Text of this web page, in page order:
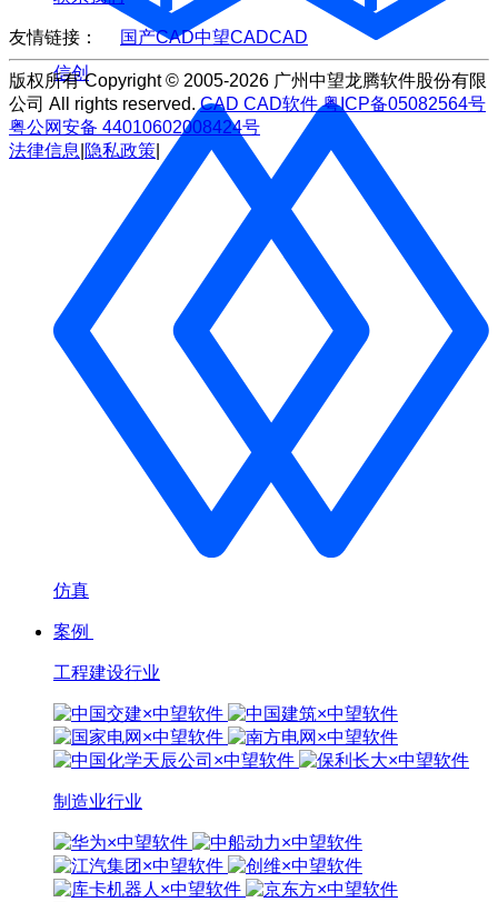
信创
仿真
案例
工程建设行业
制造业行业
友情链接： 国产CAD中望CADCAD
版权所有 Copyright © 2005-2026 广州中望龙腾软件股份有限
公司 All rights reserved. CAD CAD软件粤ICP备05082564号
粤公网安备 44010602008424号
法律信息 隐私政策